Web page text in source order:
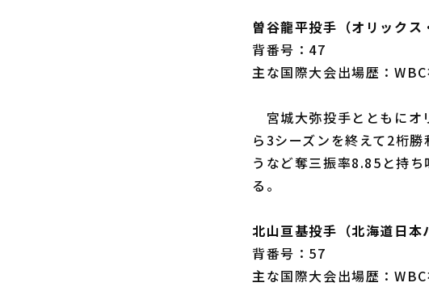
曽谷龍平投手（オリックス
背番号：47
主な国際大会出場歴：
宮城大弥投手とともにオ
ら3シーズンを終えて2桁
うなど奪三振率8.85と持
る。
北山亘基投手（北海道日本
背番号：57
主な国際大会出場歴：